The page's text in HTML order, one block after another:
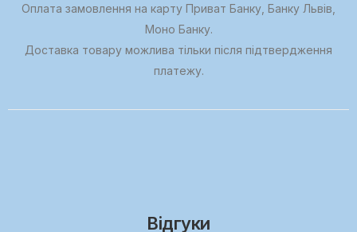
Оплата замовлення на карту Приват Банку, Банку Львів,
Моно Банку.
Доставка товару можлива тільки після підтвердження
платежу.
Відгуки